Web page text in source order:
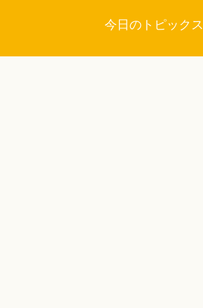
今日のトピックス